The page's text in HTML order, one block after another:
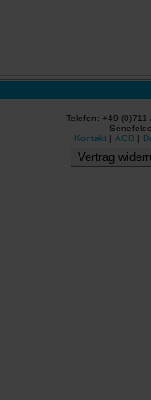
Telefon: +49
Kontakt | AGB |
Vertrag